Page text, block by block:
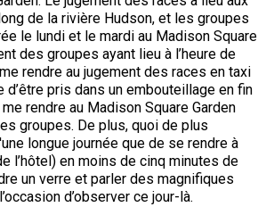
Laponie
frisé)
plat)
lisse)
dur)
Imaal
pour épagneuls de chasse
- 2023
- 2022
sur troupeau - 2022
- 2022
- 2020
- 2020
sur troupeau - 2020
- 2020
- 2021
- 2021
- 2021
sur troupeau - 2021
- 2019
- 2019
- 2019
- 2019
- 2018
- 2018
- 2018
- 2018
et formulaires imprimables
de la rivière Hudson, et les groupes
le lundi et le mardi au Madison Square
des groupes ayant lieu à l’heure de
rendre au jugement des races en taxi
d’être pris dans un embouteillage en fin
rendre au Madison Square Garden
groupes. De plus, quoi de plus
longue journée que de se rendre à
l’hôtel) en moins de cinq minutes de
un verre et parler des magnifiques
d’observer ce jour-là.